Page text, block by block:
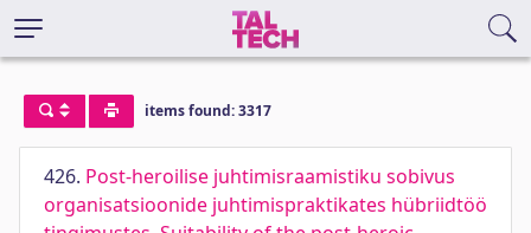
items found: 3317
426. Post-heroilise juhtimisraamistiku sobivus
organisatsioonide juhtimispraktikates hübriidtöö